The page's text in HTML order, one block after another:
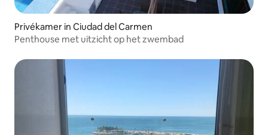
Privékamer in Ciudad del Carmen
Penthouse met uitzicht op het zwembad